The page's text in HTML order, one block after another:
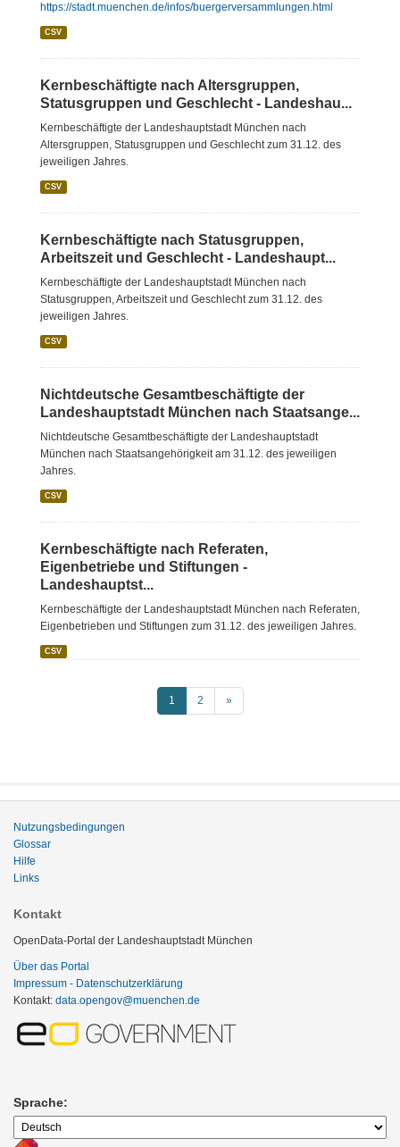
https://stadt.muenchen.de/infos/buergerversammlungen.html
CSV
Kernbeschäftigte nach Altersgruppen,
Statusgruppen und Geschlecht - Landeshau...
Kernbeschäftigte der Landeshauptstadt München nach
Altersgruppen, Statusgruppen und Geschlecht zum 31.12. des
jeweiligen Jahres.
CSV
Kernbeschäftigte nach Statusgruppen,
Arbeitszeit und Geschlecht - Landeshaupt...
Kernbeschäftigte der Landeshauptstadt München nach
Statusgruppen, Arbeitszeit und Geschlecht zum 31.12. des
jeweiligen Jahres.
CSV
Nichtdeutsche Gesamtbeschäftigte der
Landeshauptstadt München nach Staatsange...
Nichtdeutsche Gesamtbeschäftigte der Landeshauptstadt
München nach Staatsangehörigkeit am 31.12. des jeweiligen
Jahres.
CSV
Kernbeschäftigte nach Referaten,
Eigenbetriebe und Stiftungen -
Landeshauptst...
Kernbeschäftigte der Landeshauptstadt München nach Referaten,
Eigenbetrieben und Stiftungen zum 31.12. des jeweiligen Jahres.
CSV
1 2 »
Nutzungsbedingungen
Glossar
Hilfe
Links
Kontakt
OpenData-Portal der Landeshauptstadt München
Über das Portal
Impressum - Datenschutzerklärung
Kontakt: data.opengov@muenchen.de
Sprache